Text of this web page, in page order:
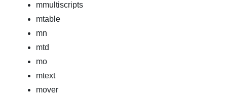
mmultiscripts
mtable
mn
mtd
mo
mtext
mover